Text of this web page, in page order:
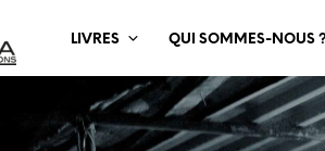
LIVRES QUI SOMMES-NOUS